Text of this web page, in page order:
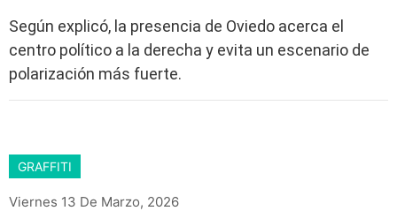
Según explicó, la presencia de Oviedo acerca el
centro político a la derecha y evita un escenario de
polarización más fuerte.
GRAFFITI
Viernes 13 De Marzo, 2026